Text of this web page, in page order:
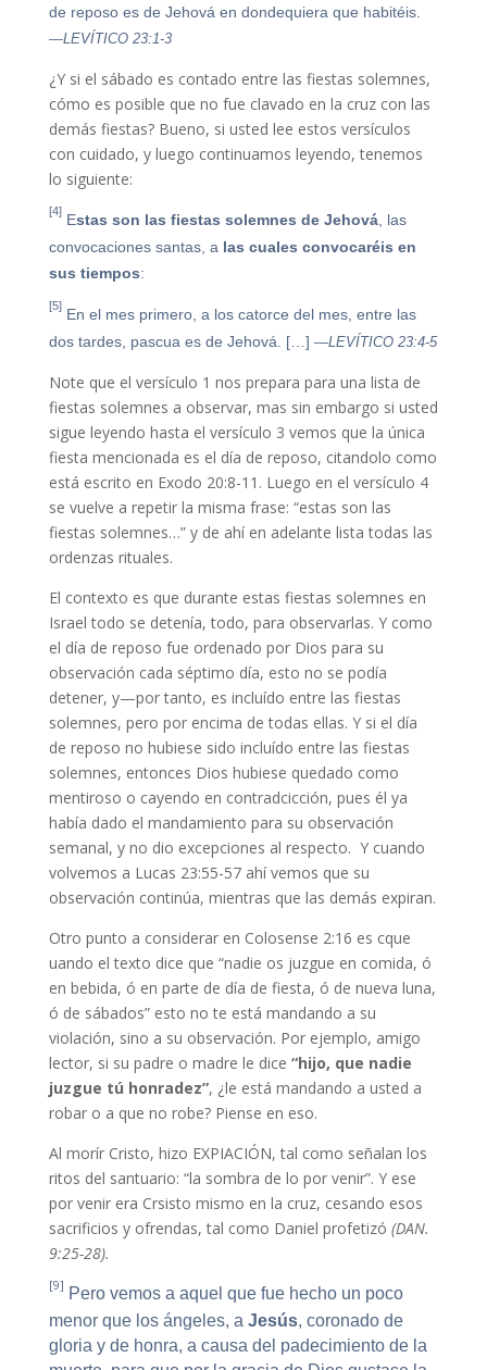
de reposo es de Jehová en dondequiera que habitéis.
—LEVÍTICO 23:1-3
¿Y si el sábado es contado entre las fiestas solemnes,
cómo es posible que no fue clavado en la cruz con las
demás fiestas? Bueno, si usted lee estos versículos
con cuidado, y luego continuamos leyendo, tenemos
lo siguiente:
[4]Estas son las fiestas solemnes de Jehová, las
convocaciones santas, a las cuales convocaréis en
sus tiempos:
[5]En el mes primero, a los catorce del mes, entre las
dos tardes, pascua es de Jehová. […] —LEVÍTICO 23:4-5
Note que el versículo 1 nos prepara para una lista de
fiestas solemnes a observar, mas sin embargo si usted
sigue leyendo hasta el versículo 3 vemos que la única
fiesta mencionada es el día de reposo, citandolo como
está escrito en Exodo 20:8-11. Luego en el versículo 4
se vuelve a repetir la misma frase: “estas son las
fiestas solemnes…” y de ahí en adelante lista todas las
ordenzas rituales.
El contexto es que durante estas fiestas solemnes en
Israel todo se detenía, todo, para observarlas. Y como
el día de reposo fue ordenado por Dios para su
observación cada séptimo día, esto no se podía
detener, y—por tanto, es incluído entre las fiestas
solemnes, pero por encima de todas ellas. Y si el día
de reposo no hubiese sido incluído entre las fiestas
solemnes, entonces Dios hubiese quedado como
mentiroso o cayendo en contradcicción, pues él ya
había dado el mandamiento para su observación
semanal, y no dio excepciones al respecto. Y cuando
volvemos a Lucas 23:55-57 ahí vemos que su
observación continúa, mientras que las demás expiran.
Otro punto a considerar en Colosense 2:16 es cque
uando el texto dice que “nadie os juzgue en comida, ó
en bebida, ó en parte de día de fiesta, ó de nueva luna,
ó de sábados” esto no te está mandando a su
violación, sino a su observación. Por ejemplo, amigo
lector, si su padre o madre le dice “hijo, que nadie
juzgue tú honradez”, ¿le está mandando a usted a
robar o a que no robe? Piense en eso.
Al morír Cristo, hizo EXPIACIÓN, tal como señalan los
ritos del santuario: “la sombra de lo por venir”. Y ese
por venir era Crsisto mismo en la cruz, cesando esos
sacrificios y ofrendas, tal como Daniel profetizó (DAN.
9:25-28).
[9] Pero vemos a aquel que fue hecho un poco
menor que los ángeles, a Jesús, coronado de
gloria y de honra, a causa del padecimiento de la